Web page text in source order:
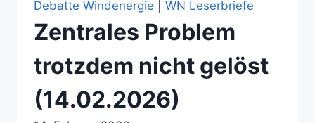
Debatte Windenergie WN Leserbriefe
Zentrales Problem
trotzdem nicht gelöst
(14.02.2026)